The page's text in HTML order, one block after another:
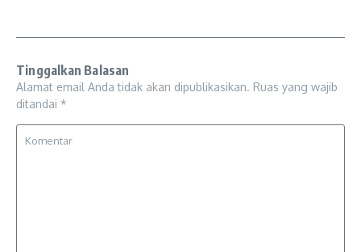
Tinggalkan Balasan
Alamat email Anda tidak akan dipublikasikan. Ruas yang wajib
ditandai *